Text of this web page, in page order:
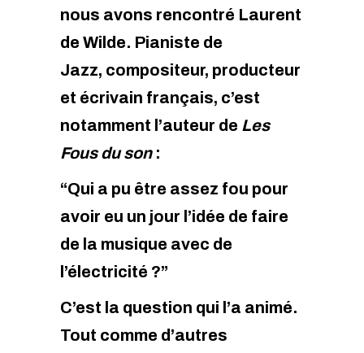
nous avons rencontré Laurent
de Wilde. Pianiste de
Jazz, compositeur, producteur
et écrivain français, c’est
notamment l’auteur de Les
Fous du son:
“Qui a pu être assez fou pour
avoir eu un jour l’idée de faire
de la musique avec de
l’électricité ?”
C’est la question qui l’a animé.
Tout comme d’autres